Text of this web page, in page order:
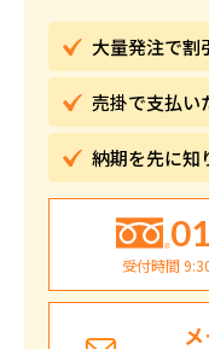
大量発注で割
売掛で支払い
納期を先に知
受付時間